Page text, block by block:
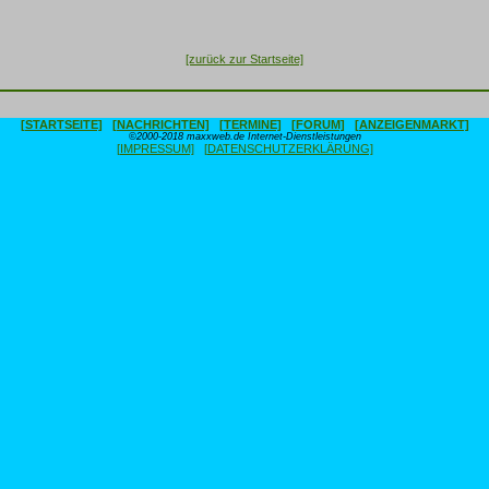
[zurück zur Startseite]
[STARTSEITE] [NACHRICHTEN] [TERMINE] [FORUM] [ANZEIGENMARKT]
©2000-2018 maxxweb.de Internet-Dienstleistungen
[IMPRESSUM] [DATENSCHUTZERKLÄRUNG]